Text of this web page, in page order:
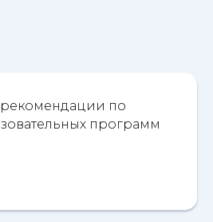
по
программ